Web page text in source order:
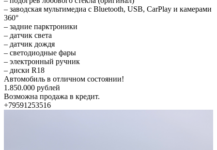
– заводская мультимедиа с Bluetooth, USB, CarPlay и камерами
360°
– задние парктроники
– датчик света
– датчик дождя
– светодиодные фары
– электронный ручник
– диски R18
Автомобиль в отличном состоянии!
1.850.000 рублей
Возможна продажа в кредит.
+79591253516